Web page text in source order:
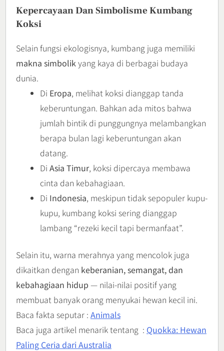
Kepercayaan Dan Simbolisme Kumbang
Koksi
Selain fungsi ekologisnya, kumbang juga memiliki
makna simbolikyang kaya di berbagai budaya
dunia.
Di Eropa, melihat koksi dianggap tanda
keberuntungan. Bahkan ada mitos bahwa
jumlah bintik di punggungnya melambangkan
berapa bulan lagi keberuntungan akan
datang.
Di Asia Timur, koksi dipercaya membawa
cinta dan kebahagiaan.
Di Indonesia, meskipun tidak sepopuler kupu-
kupu, kumbang koksi sering dianggap
lambang “rezeki kecil tapi bermanfaat”.
Selain itu, warna merahnya yang mencolok juga
dikaitkan dengan keberanian, semangat, dan
kebahagiaan hidup — nilai-nilai positif yang
membuat banyak orang menyukai hewan kecil ini.
Baca fakta seputar : Animals
Baca juga artikel menarik tentang : Quokka: Hewan
Paling Ceria dari Australia